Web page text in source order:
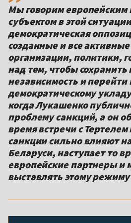
Мы говорим европейским
субъектом в этой
демократическая
созданные и все
организации, политики,
над тем, чтобы
независимость и перейти
демократическому
когда Лукашенко
проблему санкций, а он
время встречи с
санкции сильно влияют
Беларуси, наступает то
европейские партнеры
выставлять этому